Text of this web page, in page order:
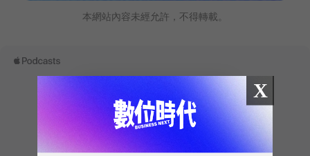
本網站內容未經允許，不得轉載。
X